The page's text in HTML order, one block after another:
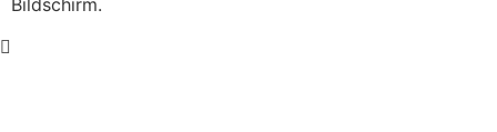
Bildschirm.